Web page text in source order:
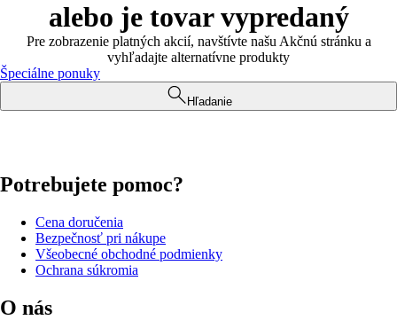
alebo je tovar vypredaný
Pre zobrazenie platných akcií, navštívte našu Akčnú stránku a
vyhľadajte alternatívne produkty
Špeciálne ponuky
Hľadanie
Potrebujete pomoc?
Cena doručenia
Bezpečnosť pri nákupe
Všeobecné obchodné podmienky
Ochrana súkromia
O nás